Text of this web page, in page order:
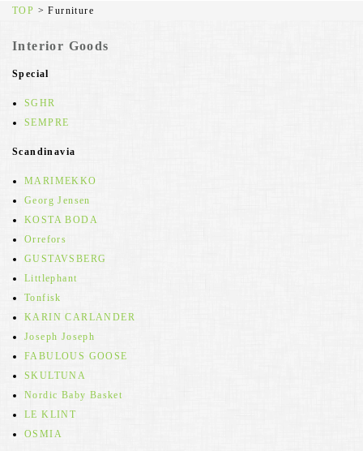
TOP >Furniture
Interior Goods
Special
SGHR
SEMPRE
Scandinavia
MARIMEKKO
Georg Jensen
KOSTA BODA
Orrefors
GUSTAVSBERG
Littlephant
Tonfisk
KARIN CARLANDER
Joseph Joseph
FABULOUS GOOSE
SKULTUNA
Nordic Baby Basket
LE KLINT
OSMIA